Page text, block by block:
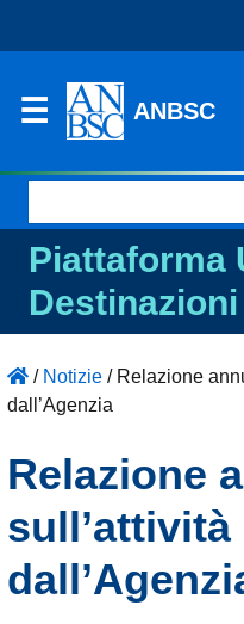
ANBSC
per:
Piattaforma
Destinazioni
/ Notizie / Relazione
dall’Agenzia
Relazione